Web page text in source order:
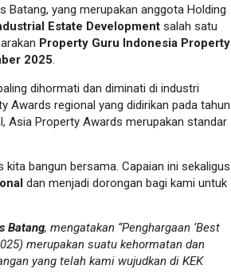
Batang, yang merupakan anggota Holding
Estate Development salah satu
Property Guru Indonesia Property
2025.
dihormati dan diminati di industri
Awards regional yang didirikan pada tahun
Asia Property Awards merupakan standar
bangun bersama. Capaian ini sekaligus
dan menjadi dorongan bagi kami untuk
Batang, mengatakan “Penghargaan ‘Best
merupakan suatu kehormatan dan
yang telah kami wujudkan di KEK